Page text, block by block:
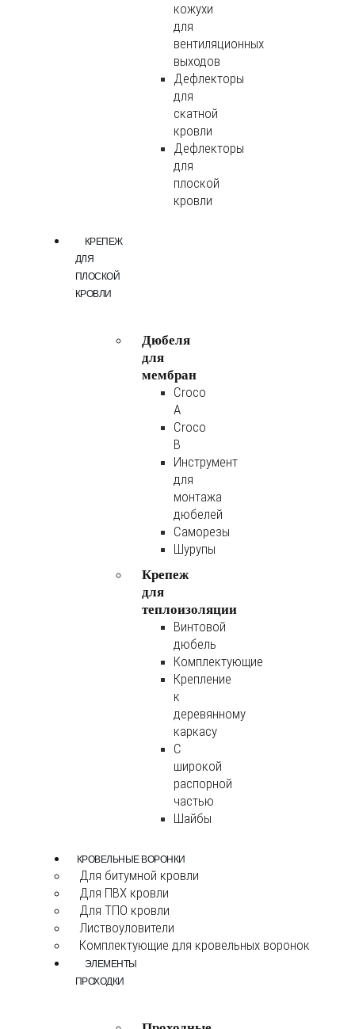
кожухи
для
вентиляционных
выходов
Дефлекторы
для
скатной
кровли
Дефлекторы
для
плоской
кровли
КРЕПЕЖ
ДЛЯ
ПЛОСКОЙ
КРОВЛИ
Дюбеля
для
мембран
Croco
A
Croco
B
Инструмент
для
монтажа
дюбелей
Саморезы
Шурупы
Крепеж
для
теплоизоляции
Винтовой
дюбель
Комплектующие
Крепление
к
деревянному
каркасу
С
широкой
распорной
частью
Шайбы
КРОВЕЛЬНЫЕ ВОРОНКИ
Для битумной кровли
Для ПВХ кровли
Для ТПО кровли
Листвоуловители
Комплектующие для кровельных воронок
ЭЛЕМЕНТЫ
ПРОХОДКИ